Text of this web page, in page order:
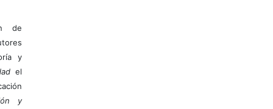
de
y
el
y